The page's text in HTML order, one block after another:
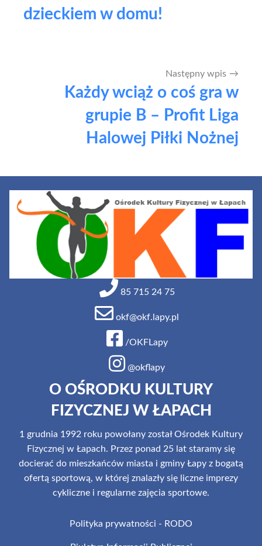
dzieckiem w domu!
Następny wpis
Każdy wciąż o coś gra w
grupie B – Profit Liga
Halowej Piłki Nożnej
85 715 24 75
okf@okf.lapy.pl
/OKFLapy
@okflapy
O OŚRODKU KULTURY
FIZYCZNEJ W ŁAPACH
1 grudnia 1992 roku powołany został Ośrodek Kultury
Fizycznej w Łapach. Przez ponad 25 lat staramy się
docierać do mieszkańców miasta i gminy Łapy z bogatą
ofertą sportową, w której znalazły się liczne imprezy
cykliczne i regularne zajęcia sportowe.
Polityka prywatności - RODO